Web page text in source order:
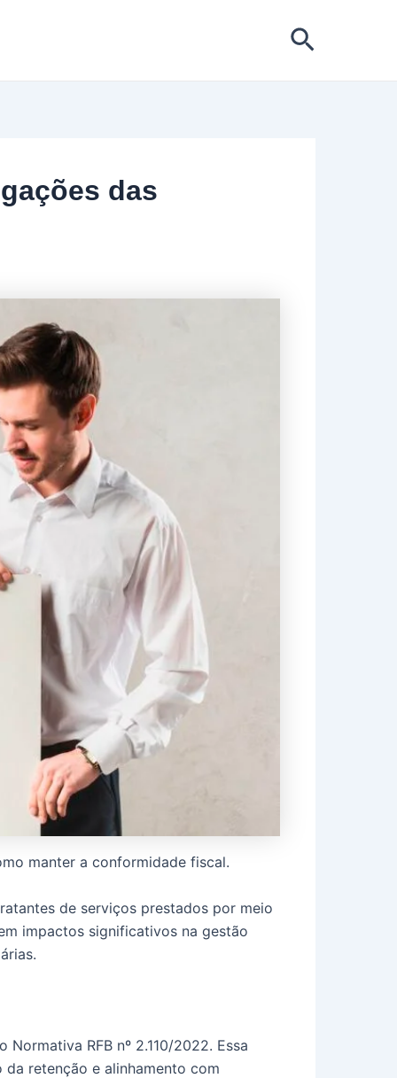
das
manter a conformidade fiscal.
de serviços prestados por meio
impactos significativos na gestão
RFB nº 2.110/2022. Essa
retenção e alinhamento com